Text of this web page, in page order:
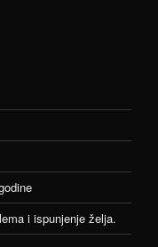
i ispunjenje želja.